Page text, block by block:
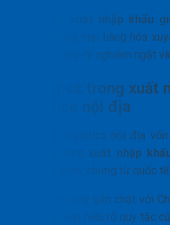
Logistics xuất nhập khẩu
hành thương mại hàng hóa
tuân thủ pháp lý nghiêm ngặt
Logistics trong xuất
logistics nội địa
Khác với logistics nội địa
logistics xuất nhập
soát hải quan, chứng từ quốc
Hoạt động này gắn chặt với
doanh nghiệp hiểu rõ quy tắc